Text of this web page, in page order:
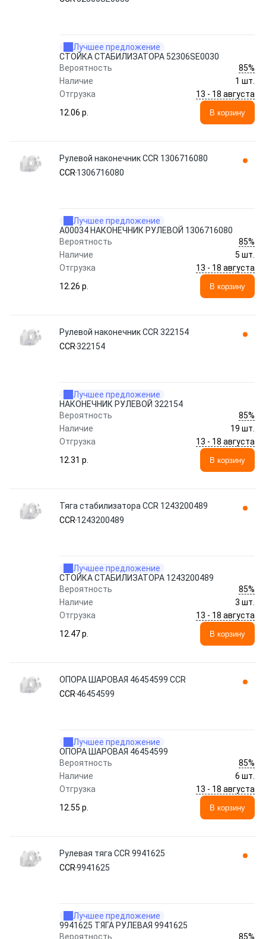
Лучшее предложение
СТОЙКА СТАБИЛИЗАТОРА 52306SE0030
Вероятность
85%
Наличие
1 шт.
Отгрузка
13 - 18 августа
12.06 p.
В корзину
Рулевой наконечник CCR 1306716080
CCR 1306716080
Лучшее предложение
A00034 НАКОНЕЧНИК РУЛЕВОЙ 1306716080
Вероятность
85%
Наличие
5 шт.
Отгрузка
13 - 18 августа
12.26 p.
В корзину
Рулевой наконечник CCR 322154
CCR322154
Лучшее предложение
НАКОНЕЧНИК РУЛЕВОЙ 322154
Вероятность
85%
Наличие
19 шт.
Отгрузка
13 - 18 августа
12.31 p.
В корзину
Тяга стабилизатора CCR 1243200489
CCR 1243200489
Лучшее предложение
СТОЙКА СТАБИЛИЗАТОРА 1243200489
Вероятность
85%
Наличие
3 шт.
Отгрузка
13 - 18 августа
12.47 p.
В корзину
ОПОРА ШАРОВАЯ 46454599 CCR
CCR 46454599
Лучшее предложение
ОПОРА ШАРОВАЯ 46454599
Вероятность
85%
Наличие
6 шт.
Отгрузка
13 - 18 августа
12.55 p.
В корзину
Рулевая тяга CCR 9941625
CCR9941625
Лучшее предложение
9941625 ТЯГА РУЛЕВАЯ 9941625
Вероятность
85%